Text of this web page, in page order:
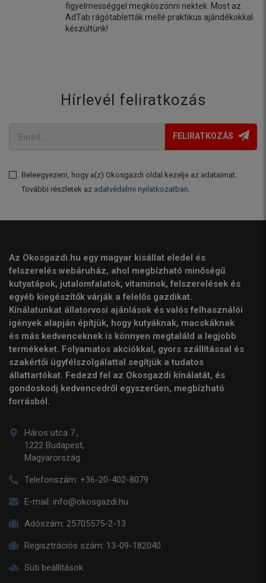
figyelmességgel megköszönni nektek. Most az
AdTab rágótabletták mellé praktikus ajándékokkal
készültünk!
Hírlevél feliratkozás
FELIRATKOZÁS
Beleegyezem, hogy a(z) Okosgazdi oldal kezelje az adataimat.
További részletek az adatvédelmi nyilatkozatban.
Az Okosgazdi.hu egy magyar kisállat eledel és
felszerelés webáruház, ahol megbízható minőségű
kutyatápok, jutalomfalatok, vitaminok, felszerelések és
egyéb kiegészítők várják a felelős gazdikat.
Kínálatunkat állatorvosi ajánlások és valós felhasználói
igények alapján építjük, hogy kutyáknak, macskáknak
és más kedvenceknek is könnyen megtaláld a legjobb
termékeket. Folyamatos akciókkal, gyors szállítással és
szakértői ügyfélszolgálattal segítjük a tudatos
állattartókat. Fedezd fel az Okosgazdi kínálatát, és
gondoskodj kedvencedről egyszerűen, megbízható
forrásból.
Háros utca 7.,
1222 Budapest,
Magyarország
Telefonszám: +36-20-402-8079
E-mail: info@okosgazdi.hu
Adószám: 25705575-2-13
Regisztrációs szám: 13-09-182040
Süti beállítások